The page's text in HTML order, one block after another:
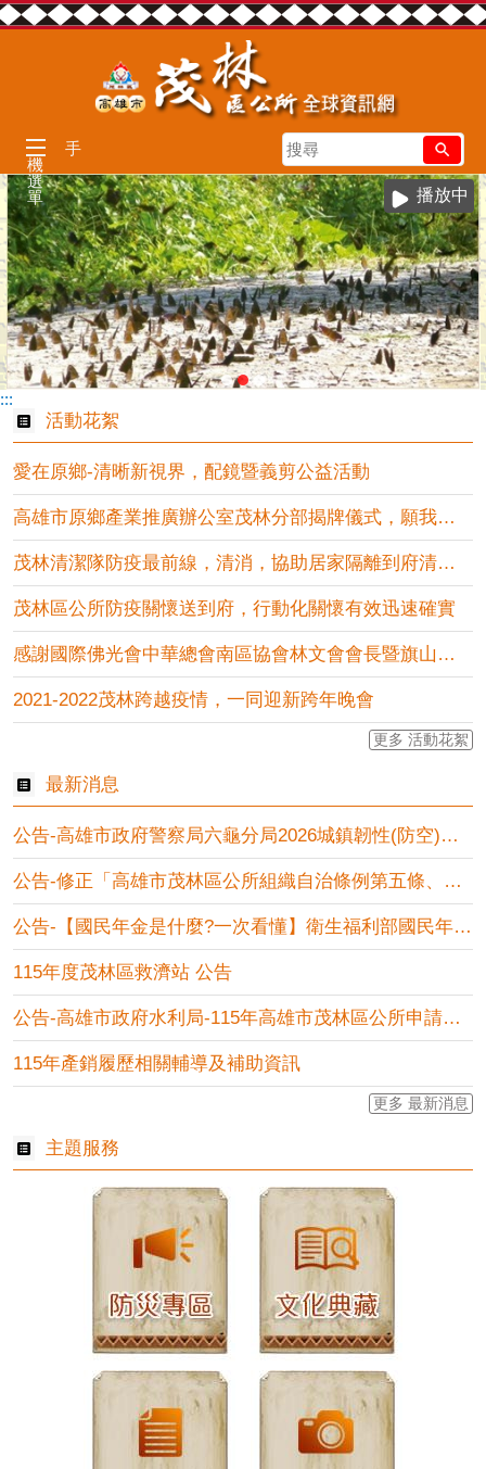
跳到主要內容區塊
搜
尋
手
機
選
單
播放中
:::
活動花絮
愛在原鄉-清晰新視界，配鏡暨義剪公益活動
高雄市原鄉產業推廣辦公室茂林分部揭牌儀式，願我原住民農特產營....
茂林清潔隊防疫最前線，清消，協助居家隔離到府清運垃圾
茂林區公所防疫關懷送到府，行動化關懷有效迅速確實
感謝國際佛光會中華總會南區協會林文會會長暨旗山第一、第二分會....
2021-2022茂林跨越疫情，一同迎新跨年晚會
更多 活動花絮
最新消息
公告-高雄市政府警察局六龜分局2026城鎮韌性(防空)演習管....
公告-修正「高雄市茂林區公所組織自治條例第五條、第九條、第十....
公告-【國民年金是什麼?一次看懂】衛生福利部國民年金相關宣導
115年度茂林區救濟站 公告
公告-高雄市政府水利局-115年高雄市茂林區公所申請地下水家....
115年產銷履歷相關輔導及補助資訊
更多 最新消息
主題服務